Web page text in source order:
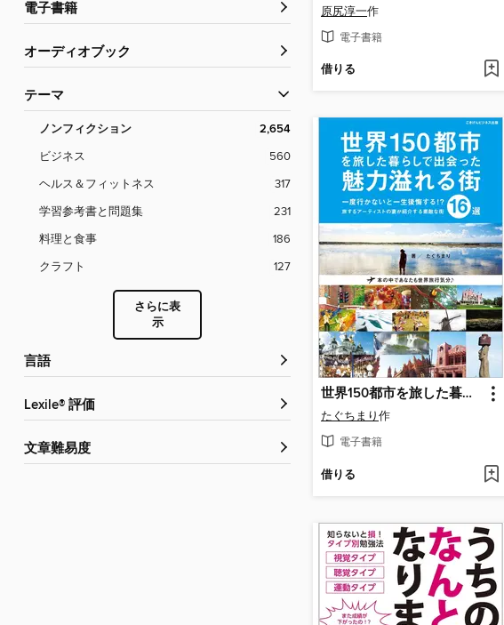
電子書籍
オーディオブック
テーマ
ノンフィクション 2,654
ビジネス
560
ヘルス＆フィットネス
317
学習参考書と問題集
231
料理と食事
186
クラフト
127
さらに表
示
言語
Lexile® 評価
文章難易度
原尻淳一作
電子書籍
借りる
世界150都市を旅した暮らしで出会った魅力溢れる街16選 ～一度行かないと一生後悔する!? 旅するアーティストの妻が紹介する素敵な街～
たぐちまり作
電子書籍
借りる